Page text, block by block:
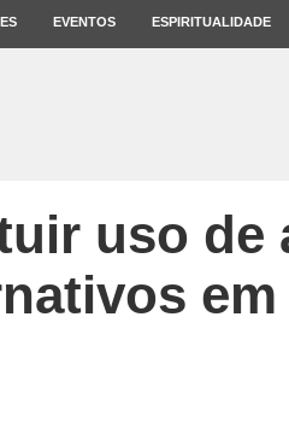
EVENTOS ESPIRITUALIDADE
uso de